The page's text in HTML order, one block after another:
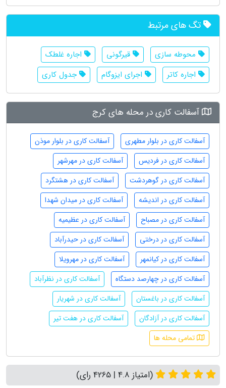
تگ های مرتبط
محوطه سازی قیرگونی
اجاره غلطک
اجاره کاتر
اجرای ایزوگام جدول کاری
آسفالت کاری در محله های کرج
آسفالت کاری در بلوار مطهری
آسفالت کاری در بلوار موذن
آسفالت کاری در فردیس
آسفالت کاری در مهرشهر
آسفالت کاری در گوهردشت
آسفالت کاری در هشتگرد
آسفالت کاری در اندیشه
آسفالت کاری در میدان شهدا
آسفالت کاری در مصباح
آسفالت کاری در عظیمیه
آسفالت کاری در درختی
آسفالت کاری در حیدرآباد
آسفالت کاری در کیانمهر
آسفالت کاری در مهرویلا
آسفالت کاری در چهارصد دستگاه
آسفالت کاری در نظرآباد
آسفالت کاری در باغستان
آسفالت کاری در شهریار
آسفالت کاری در آزادگان
آسفالت کاری در هفت تیر
تمامی محله ها
(امتیاز 4.8 | 4265 رای)